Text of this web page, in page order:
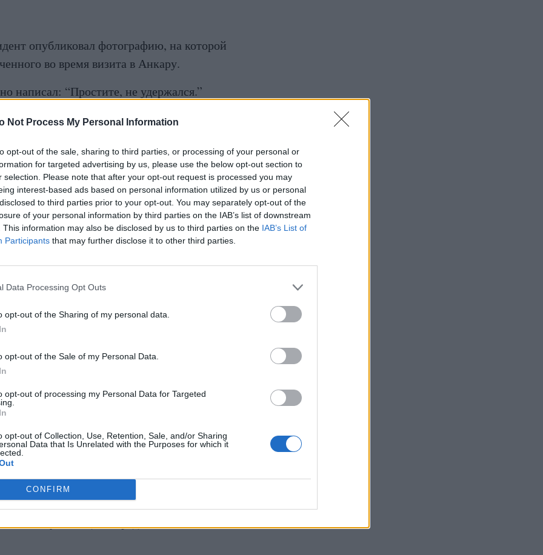
Not Process My Personal Information
opt-out of the sale, sharing to third parties, or processing of your personal or
for targeted advertising by us, please use the below opt-out section to
selection. Please note that after your opt-out request is processed you may
interest-based ads based on personal information utilized by us or personal
to third parties prior to your opt-out. You may separately opt-out of the
of your personal information by third parties on the IAB’s list of downstream
This information may also be disclosed by us to third parties on the IAB’s List of
Participants that may further disclose it to other third parties.
Data Processing Opt Outs
opt-out of the Sharing of my personal data.
opt-out of the Sale of my Personal Data.
opt-out of processing my Personal Data for Targeted
opt-out of Collection, Use, Retention, Sale, and/or Sharing
Data that Is Unrelated with the Purposes for which it
CONFIRM
опубликовал фотографию, на которой
во время визита в Анкару.
написал: “Простите, не удержался.”
друг животных и регулярно
фотографии с различными
как снимками собак и кошек, так и других
и эти публикации нередко вызывали